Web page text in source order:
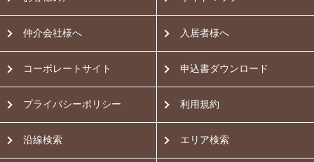
仲介会社様へ 入居者様へ
コーポレートサイト 申込書ダウンロード
プライバシーポリシー 利用規約
沿線検索 エリア検索